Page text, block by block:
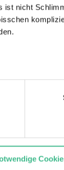
nicht
Webseite
die
unserer
zu
Willst du nur
Die